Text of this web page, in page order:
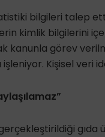
bilgileri talep
kimlik bilgilerini
kanunla görev
Kişisel veri
gıda